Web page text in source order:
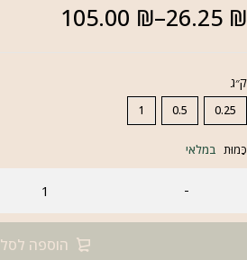
26.25 ₪
–
105.00 ₪
ק״ג
0.25
0.5
1
כַּמוּת במלאי
הוספה לסל